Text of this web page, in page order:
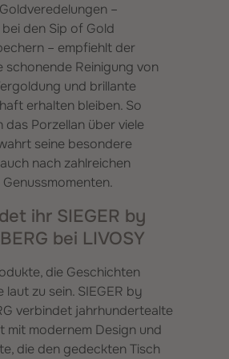
–
den Sip of Gold
– empfiehlt der
schonende Reinigung von
und brillante
erhalten bleiben. So
das Porzellan über viele
seine besondere
nach zahlreichen
ihr SIEGER by
bei LIVOSY
die Geschichten
laut zu sein. SIEGER by
verbindet jahrhundertealte
mit modernem Design und
die den gedeckten Tisch